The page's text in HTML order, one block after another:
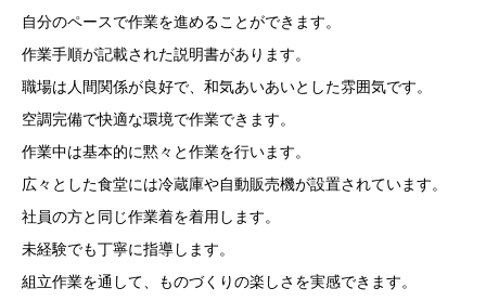
自分のペースで作業を進めることができます。
作業手順が記載された説明書があります。
職場は人間関係が良好で、和気あいあいとした雰囲気です。
空調完備で快適な環境で作業できます。
作業中は基本的に黙々と作業を行います。
広々とした食堂には冷蔵庫や自動販売機が設置されています。
社員の方と同じ作業着を着用します。
未経験でも丁寧に指導します。
組立作業を通して、ものづくりの楽しさを実感できます。